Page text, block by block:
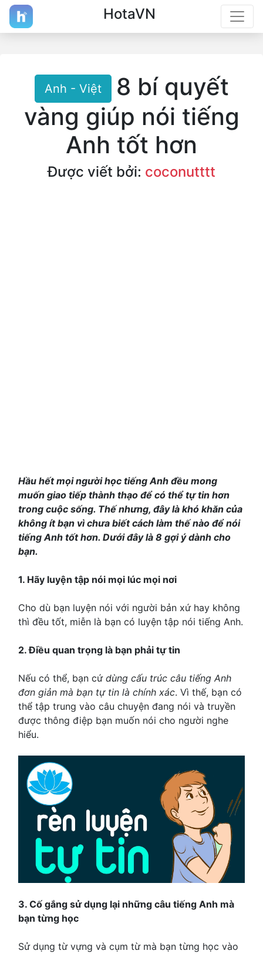
HotaVN
Anh - Việt
8 bí quyết
vàng giúp nói tiếng
Anh tốt hơn
Được viết bởi: coconutttt
Hầu hết mọi người học tiếng Anh đều mong
muốn giao tiếp thành thạo để có thể tự tin hơn
trong cuộc sống. Thế nhưng, đây là khó khăn của
không ít bạn vì chưa biết cách làm thế nào để nói
tiếng Anh tốt hơn. Dưới đây là 8 gợi ý dành cho
bạn.
1. Hãy luyện tập nói mọi lúc mọi nơi
Cho dù bạn luyện nói với người bản xứ hay không
thì đều tốt, miễn là bạn có luyện tập nói tiếng Anh.
2. Điều quan trọng là bạn phải tự tin
Nếu có thể, bạn cứ dùng cấu trúc câu tiếng Anh
đơn giản mà bạn tự tin là chính xác. Vì thế, bạn có
thể tập trung vào câu chuyện đang nói và truyền
được thông điệp bạn muốn nói cho người nghe
hiểu.
3. Cố gắng sử dụng lại những câu tiếng Anh mà
bạn từng học
Sử dụng từ vựng và cụm từ mà bạn từng học vào